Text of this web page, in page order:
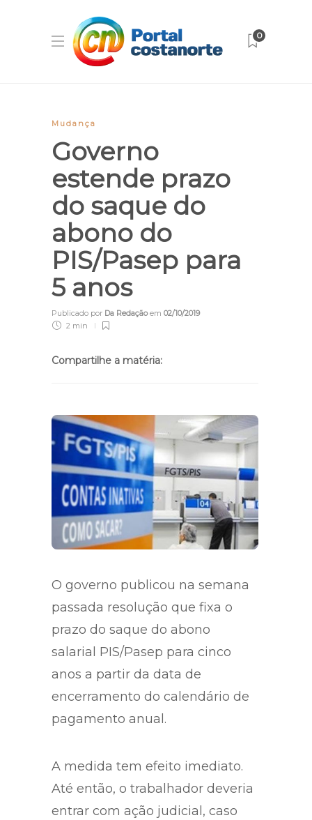
0
Mudança
Governo
estende prazo
do saque do
abono do
PIS/Pasep para
5 anos
Publicado por Da Redaçãoem 02/10/2019
2 min
Compartilhe a matéria:
O governo publicou na semana
passada resolução que fixa o
prazo do saque do abono
salarial PIS/Pasep para cinco
anos a partir da data de
encerramento do calendário de
pagamento anual.
A medida tem efeito imediato.
Até então, o trabalhador deveria
entrar com ação judicial, caso